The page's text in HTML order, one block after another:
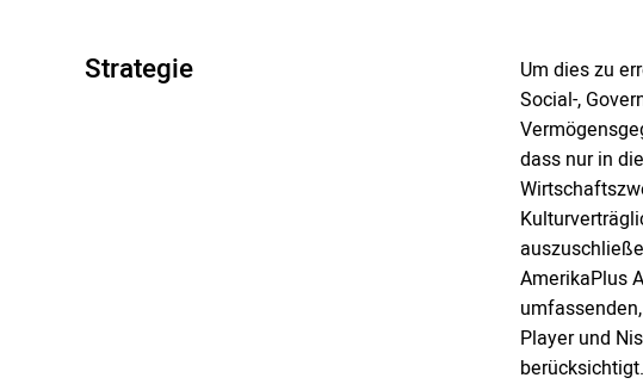
Strategie
Um dies zu
Social-,
dass nur in
AmerikaPlus
Player und
berücksichtigt.